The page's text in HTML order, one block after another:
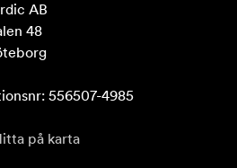
AB
48
556507-4985
på karta